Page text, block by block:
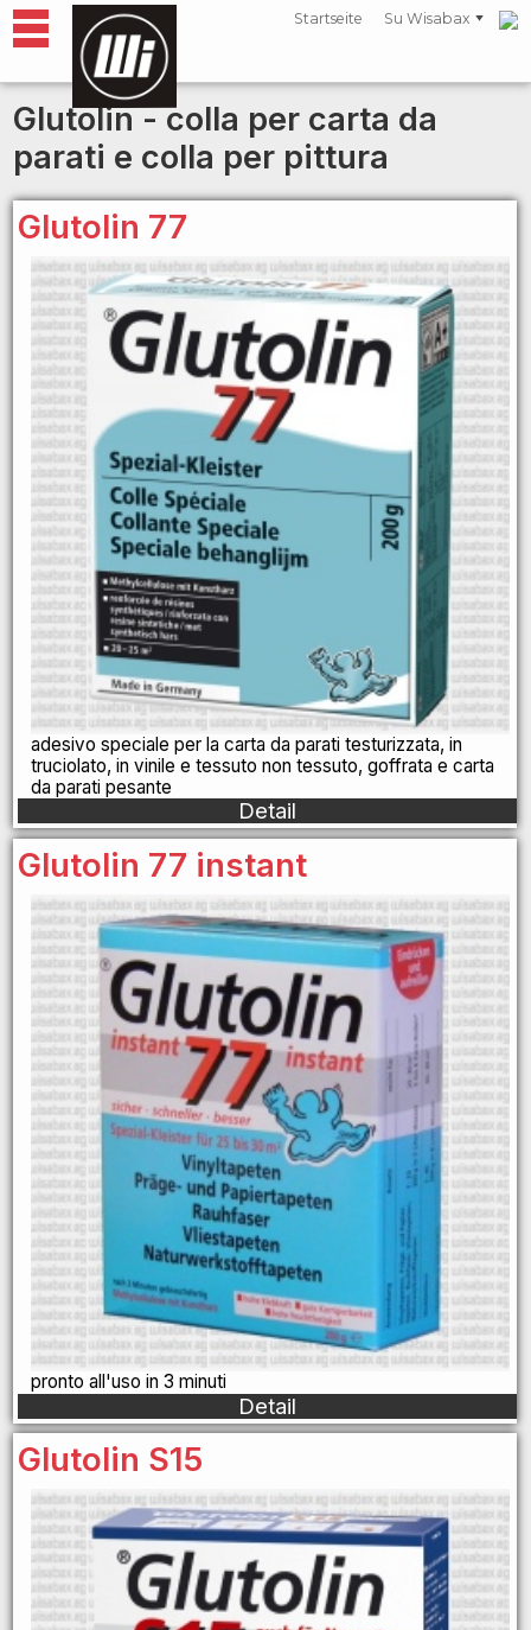
Startseite Su Wisabax
Glutolin - colla per carta da
parati e colla per pittura
Glutolin 77
adesivo speciale per la carta da parati testurizzata, in
truciolato, in vinile e tessuto non tessuto, goffrata e carta
da parati pesante
Detail
Glutolin 77 instant
pronto all'uso in 3 minuti
Detail
Glutolin S15